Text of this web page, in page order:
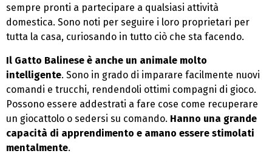
sempre pronti a partecipare a qualsiasi attività
domestica. Sono noti per seguire i loro proprietari per
tutta la casa, curiosando in tutto ciò che sta facendo.
Il Gatto Balinese è anche un animale molto
intelligente. Sono in grado di imparare facilmente nuovi
comandi e trucchi, rendendoli ottimi compagni di gioco.
Possono essere addestrati a fare cose come recuperare
un giocattolo o sedersi su comando. Hanno una grande
capacità di apprendimento e amano essere stimolati
mentalmente.